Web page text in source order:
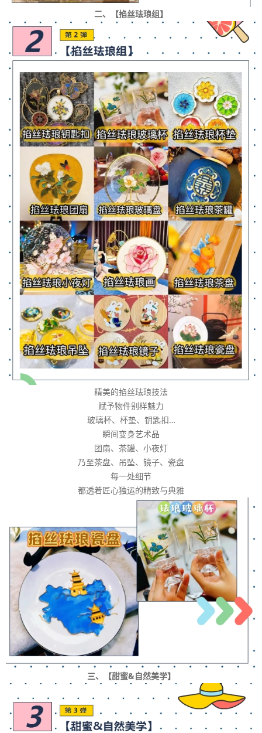
二、【掐丝珐琅组】
精美的掐丝珐琅技法
赋予物件别样魅力
玻璃杯、杯垫、钥匙扣…
瞬间变身艺术品
团扇、茶罐、小夜灯
乃至茶盘、吊坠、镜子、瓷盘
每一处细节
都透着匠心独运的精致与典雅
三、【甜蜜&自然美学】